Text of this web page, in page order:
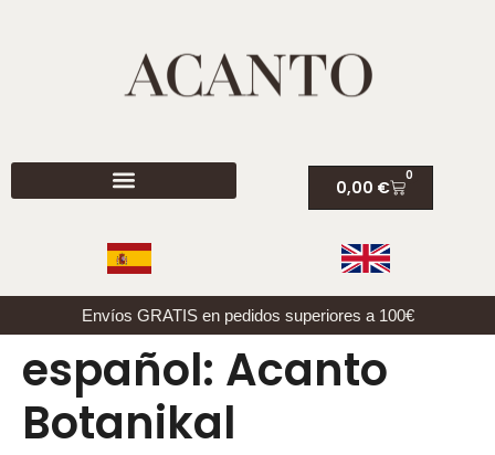
0,00 €
0
Envíos GRATIS en pedidos superiores a 100€
español: Acanto
Botanikal